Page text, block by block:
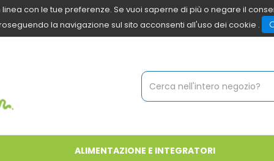
con le tue preferenze. Se vuoi saperne di più o negare il
la navigazione sul sito acconsenti all'uso dei cookie .
Cerca
Prodotto
ALIMENTAZIONE E INTEGRATORI